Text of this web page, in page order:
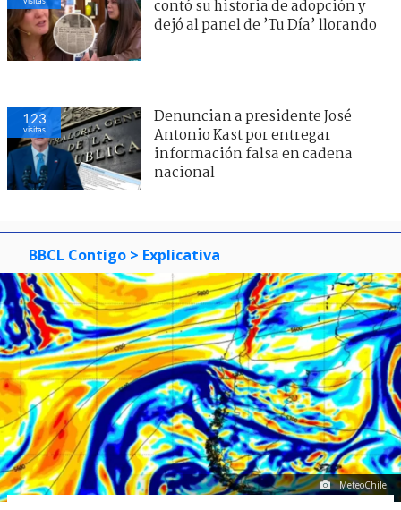
contó su historia de adopción y
dejó al panel de ’Tu Día’ llorando
123
visitas
Denuncian a presidente José
Antonio Kast por entregar
información falsa en cadena
nacional
BBCL Contigo > Explicativa
MeteoChile